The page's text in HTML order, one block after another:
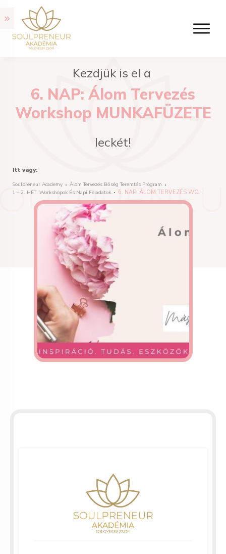
Kezdjük is el a
6. NAP: Álom Tervezés
Workshop MUNKAFÜZETE
leckét!
Itt vagy:
Soulpreneur Academy
Álom Tervezés Bőség Teremtés Program
1 – 2. HÉT: Workshopok És Napi Feladatok
6. NAP: ÁLOM TERVEZÉS WORKSHOP MUNKAFÜZETE